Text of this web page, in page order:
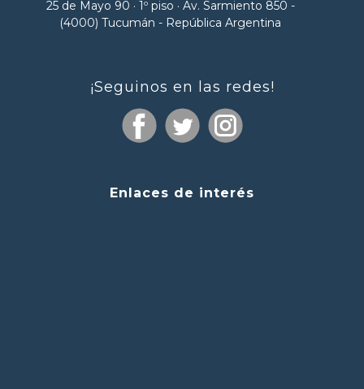
25 de Mayo 90 · 1º piso · Av. Sarmiento 850 -
(4000) Tucumán - República Argentina
¡Seguinos en las redes!
Enlaces de interés